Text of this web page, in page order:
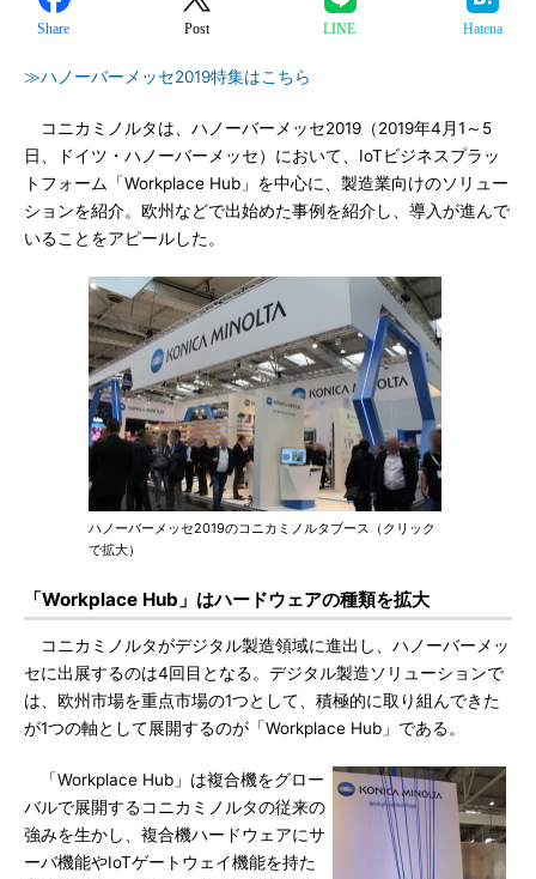
Share Post LINE Hatena
≫ハノーバーメッセ2019特集はこちら
コニカミノルタは、ハノーバーメッセ2019（2019年4月1～5
日、ドイツ・ハノーバーメッセ）において、IoTビジネスプラッ
トフォーム「Workplace Hub」を中心に、製造業向けのソリュー
ションを紹介。欧州などで出始めた事例を紹介し、導入が進んで
いることをアピールした。
ハノーバーメッセ2019のコニカミノルタブース（クリック
で拡大）
「Workplace Hub」はハードウェアの種類を拡大
コニカミノルタがデジタル製造領域に進出し、ハノーバーメッ
セに出展するのは4回目となる。デジタル製造ソリューションで
は、欧州市場を重点市場の1つとして、積極的に取り組んできた
が1つの軸として展開するのが「Workplace Hub」である。
「Workplace Hub」は複合機をグロー
バルで展開するコニカミノルタの従来の
強みを生かし、複合機ハードウェアにサ
ーバ機能やIoTゲートウェイ機能を持た